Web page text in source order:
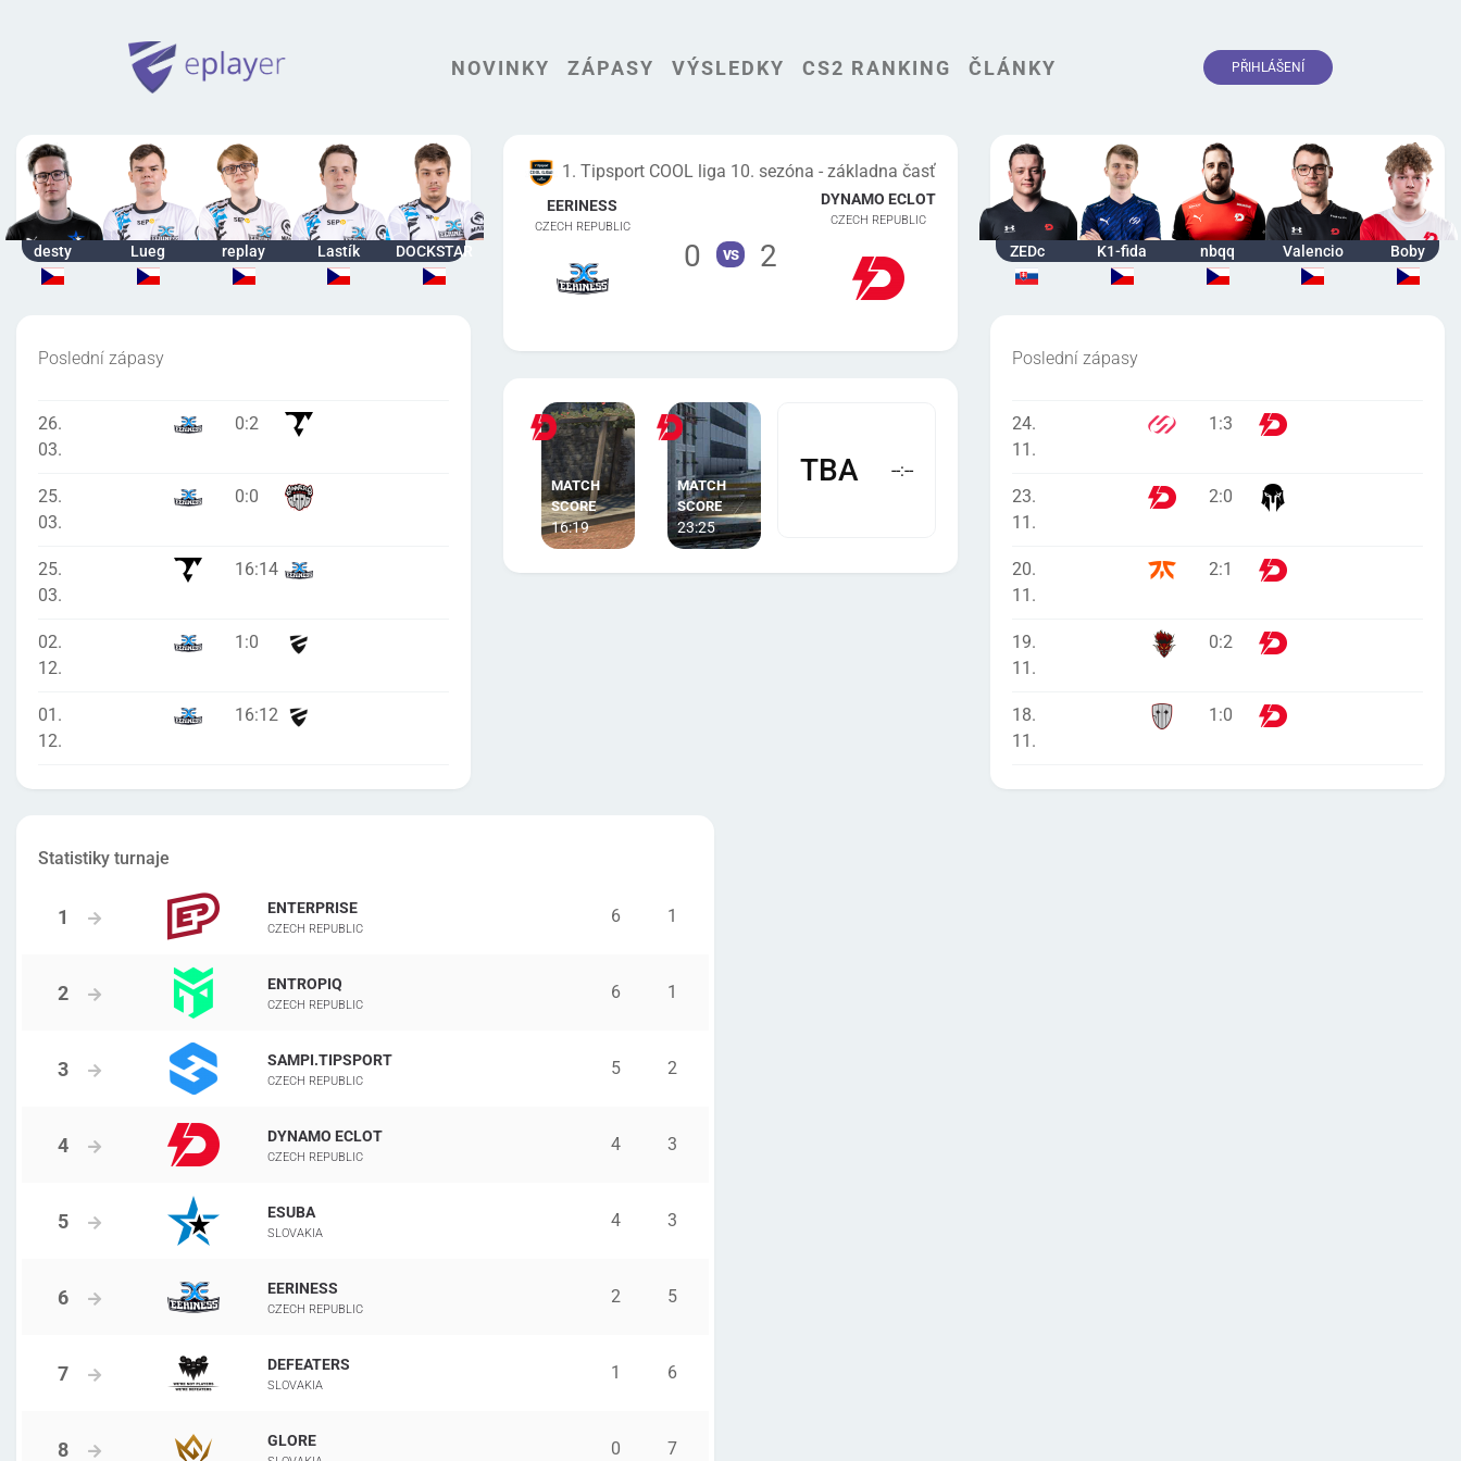
NOVINKY ZÁPASY VÝSLEDKY CS2 RANKING ČLÁNKY PŘIHLÁŠENÍ
desty Lueg replay Lastík DOCKSTAR
Poslední zápasy
26.
03.
0:2
25.
03.
0:0
25.
03.
16:14
02.
12.
1 :0
01.
12.
16:12
1. Tipsport COOL liga 10. sezóna - základna časť
EERINESS
CZECH REPUBLIC
0 vs 2
DYNAMO ECLOT
CZECH REPUBLIC
16:19 23:25
TBA --:--
ZEDc K1-fida nbqq Valencio Boby
Poslední zápasy
24.
11.
1 :3
23.
11.
2:0
20.
11.
2:1
19.
11.
0:2
18.
11.
1 :0
Statistiky turnaje
ENTERPRISE
CZECH REPUBLIC
6 1
ENTROPIQ
CZECH REPUBLIC
6 1
SAMPI.TIPSPORT
CZECH REPUBLIC
5 2
DYNAMO ECLOT
CZECH REPUBLIC
4 3
ESUBA
SLOVAKIA
4 3
EERINESS
CZECH REPUBLIC
2 5
DEFEATERS
SLOVAKIA
1 6
GLORE 0 7